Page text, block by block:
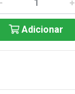
Adicionar